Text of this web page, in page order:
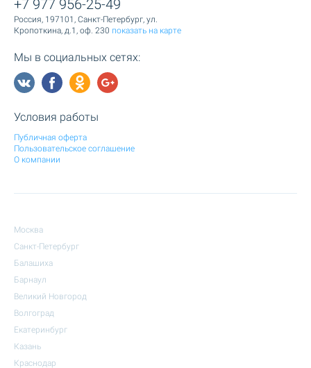
+7 977 956-25-49
Россия, 197101, Санкт-Петербург, ул.
Кропоткина, д.1, оф. 230 показать на карте
Мы в социальных сетях:
Условия работы
Публичная оферта
Пользовательское соглашение
О компании
Москва
Санкт-Петербург
Балашиха
Барнаул
Великий Новгород
Волгоград
Екатеринбург
Казань
Краснодар